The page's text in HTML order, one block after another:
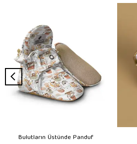
Bulutların Üstünde Panduf